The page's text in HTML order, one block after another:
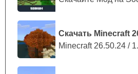
Скачать Minecraft
Minecraft 26.50.24 /
Очень важно не перепутать
песком, ведь они почти не
его поиски лучше к подножию
Вишневый биом